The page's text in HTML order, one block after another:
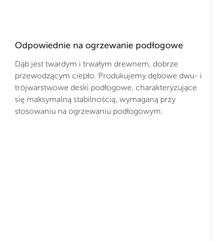
Odpowiednie na ogrzewanie podłogowe
Dąb jest twardym i trwałym drewnem, dobrze
przewodzącym ciepło. Produkujemy dębowe dwu- i
trójwarstwowe deski podłogowe, charakteryzujące
się maksymalną stabilnością, wymaganą przy
stosowaniu na ogrzewaniu podłogowym.